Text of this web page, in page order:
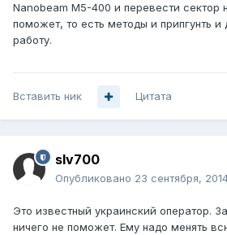
Nanobeam M5-400 и перевести сектор
поможет, то есть методы и припгунть и
работу.
Вставить ник Цитата
slv700
Опубликовано 23 сентября,
Это известный украинский оператор.
ничего не поможет. Ему надо менять